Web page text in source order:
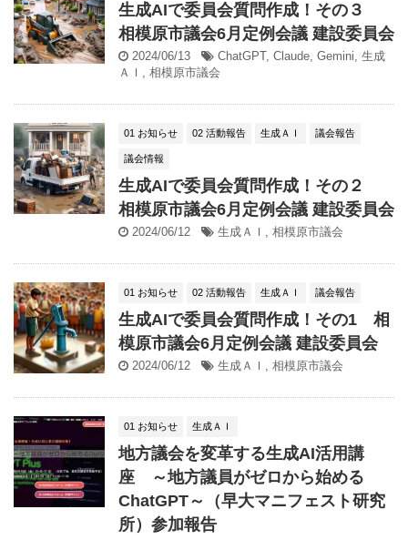
生成AIで委員会質問作成！その３
相模原市議会6月定例会議 建設委員会
2024/06/13 ChatGPT, Claude, Gemini, 生成
ＡＩ , 相模原市議会
01 お知らせ 02 活動報告 生成ＡＩ 議会報告
議会情報
生成AIで委員会質問作成！その２
相模原市議会6月定例会議 建設委員会
2024/06/12 生成ＡＩ , 相模原市議会
01 お知らせ 02 活動報告 生成ＡＩ 議会報告
生成AIで委員会質問作成！その1 相
模原市議会6月定例会議 建設委員会
2024/06/12 生成ＡＩ , 相模原市議会
01 お知らせ 生成ＡＩ
地方議会を変革する生成AI活用講
座 ～地方議員がゼロから始める
ChatGPT～（早大マニフェスト研究
所）参加報告